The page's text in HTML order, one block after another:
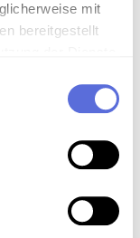
mit
bereitgestellt